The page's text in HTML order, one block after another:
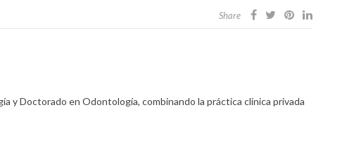
Share
y Doctorado en Odontología, combinando la práctica clínica privada